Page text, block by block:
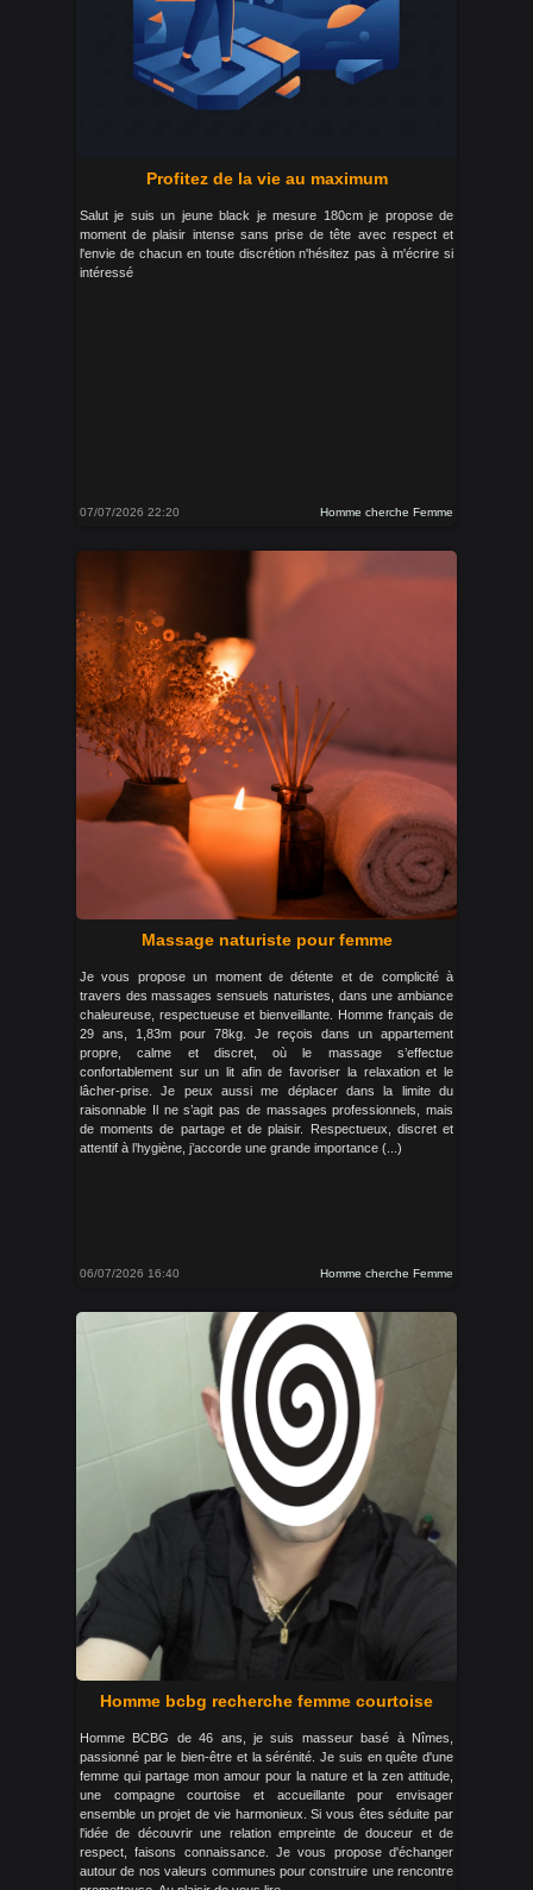
Profitez de la vie au maximum
Salut je suis un jeune black je mesure 180cm je propose de
moment de plaisir intense sans prise de tête avec respect et
l'envie de chacun en toute discrétion n'hésitez pas à m'écrire si
intéressé
07/07/2026 22:20 Homme cherche Femme
Massage naturiste pour femme
Je vous propose un moment de détente et de complicité à
travers des massages sensuels naturistes, dans une ambiance
chaleureuse, respectueuse et bienveillante. Homme français de
29 ans, 1,83m pour 78kg. Je reçois dans un appartement
propre, calme et discret, où le massage s’effectue
confortablement sur un lit afin de favoriser la relaxation et le
lâcher-prise. Je peux aussi me déplacer dans la limite du
raisonnable Il ne s’agit pas de massages professionnels, mais
de moments de partage et de plaisir. Respectueux, discret et
attentif à l’hygiène, j’accorde une grande importance (...)
06/07/2026 16:40 Homme cherche Femme
Homme bcbg recherche femme courtoise
Homme BCBG de 46 ans, je suis masseur basé à Nîmes,
passionné par le bien-être et la sérénité. Je suis en quête d'une
femme qui partage mon amour pour la nature et la zen attitude,
une compagne courtoise et accueillante pour envisager
ensemble un projet de vie harmonieux. Si vous êtes séduite par
l'idée de découvrir une relation empreinte de douceur et de
respect, faisons connaissance. Je vous propose d'échanger
autour de nos valeurs communes pour construire une rencontre